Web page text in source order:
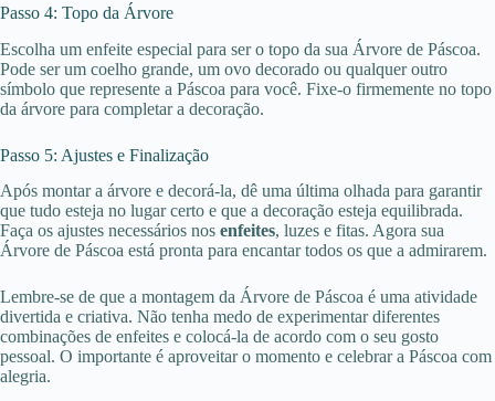
Passo 4: Topo da Árvore
Escolha um enfeite especial para ser o topo da sua Árvore de Páscoa.
Pode ser um coelho grande, um ovo decorado ou qualquer outro
símbolo que represente a Páscoa para você. Fixe-o firmemente no topo
da árvore para completar a decoração.
Passo 5: Ajustes e Finalização
Após montar a árvore e decorá-la, dê uma última olhada para garantir
que tudo esteja no lugar certo e que a decoração esteja equilibrada.
Faça os ajustes necessários nos enfeites, luzes e fitas. Agora sua
Árvore de Páscoa está pronta para encantar todos os que a admirarem.
Lembre-se de que a montagem da Árvore de Páscoa é uma atividade
divertida e criativa. Não tenha medo de experimentar diferentes
combinações de enfeites e colocá-la de acordo com o seu gosto
pessoal. O importante é aproveitar o momento e celebrar a Páscoa com
alegria.